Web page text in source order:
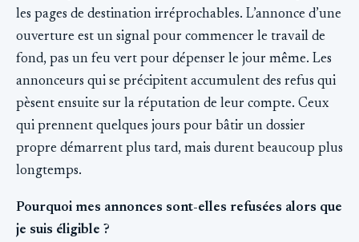
les pages de destination irréprochables. L’annonce d’une
ouverture est un signal pour commencer le travail de
fond, pas un feu vert pour dépenser le jour même. Les
annonceurs qui se précipitent accumulent des refus qui
pèsent ensuite sur la réputation de leur compte. Ceux
qui prennent quelques jours pour bâtir un dossier
propre démarrent plus tard, mais durent beaucoup plus
longtemps.
Pourquoi mes annonces sont-elles refusées alors que
je suis éligible ?